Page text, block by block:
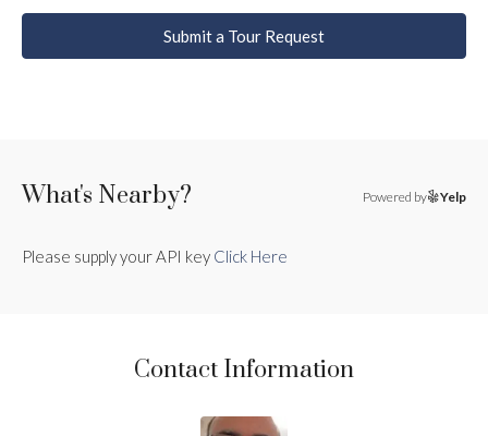
Submit a Tour Request
What's Nearby? Powered by Yelp
Please supply your API key Click Here
Contact Information